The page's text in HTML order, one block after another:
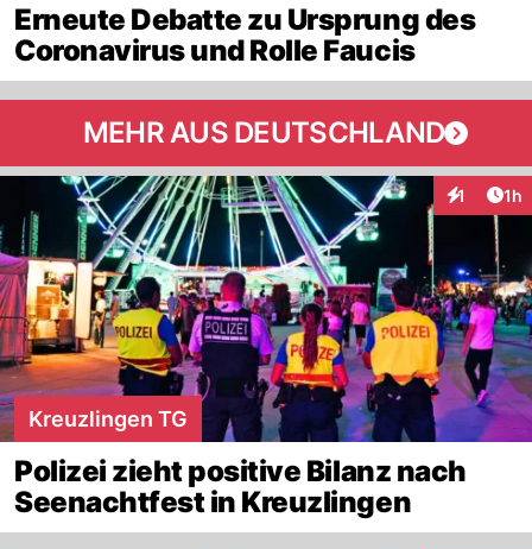
Erneute Debatte zu Ursprung des
Coronavirus und Rolle Faucis
MEHR AUS DEUTSCHLAND
1 1h
Kreuzlingen TG
Polizei zieht positive Bilanz nach
Seenachtfest in Kreuzlingen